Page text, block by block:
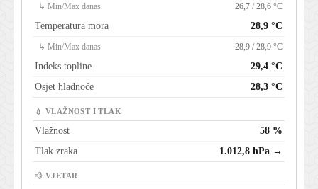
↳ Min/Max danas 26,7 / 28,6 °C
Temperatura mora 28,9 °C
↳ Min/Max danas 28,9 / 28,9 °C
Indeks topline
29,4 °C
Osjet hladnoće
28,3 °C
💧 VLAŽNOST I TLAK
Vlažnost
58 %
Tlak zraka
1.012,8 hPa →
💨 VJETAR